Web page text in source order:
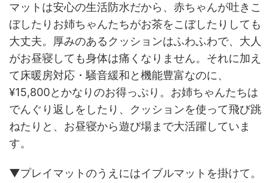
マットは安心の生活防水だから、赤ちゃんが吐きこ
ぼしたりお姉ちゃんたちがお茶をこぼしたりしても
大丈夫。厚みのあるクッションはふわふわで、大人
がお昼寝しても身体は痛くなりません。それに加え
て床暖房対応・騒音緩和と機能豊富なのに、
¥15,800とかなりのお得っぷり。お姉ちゃんたちは
でんぐり返しをしたり、クッションを使って飛び跳
ねたりと、お昼寝から遊び場まで大活躍していま
す。
▼プレイマットのうえにはイブルマットを掛けて。